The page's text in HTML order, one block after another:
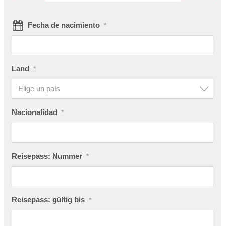
Fecha de nacimiento *
Land *
Elige un país
Nacionalidad *
Reisepass: Nummer *
Reisepass: gültig bis *